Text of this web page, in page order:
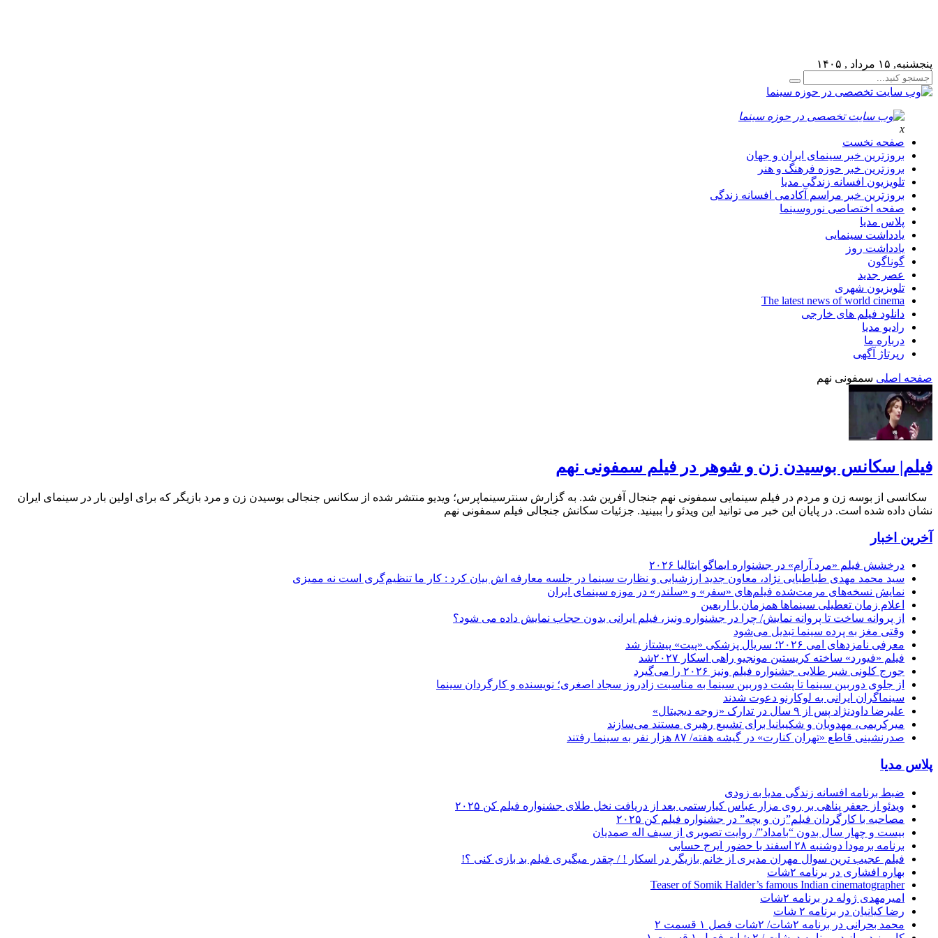
پنجشنبه, ۱۵ مرداد , ۱۴۰۵
x
صفحه نخست
بروزترین خبر سینمای ایران و جهان
بروزترین خبر حوزه فرهنگ و هنر
تلویزیون افسانه زندگی مدیا
بروزترین خبر مراسم آکادمی افسانه زندگی
صفحه اختصاصی نوروسینما
پلاس مدیا
یادداشت سینمایی
یادداشت روز
گوناگون
عصر جدید
تلویزیون شهری
The latest news of world cinema
دانلود فیلم های خارجی
رادیو مدیا
درباره ما
رپرتاژ آگهی
صفحه اصلی سمفونی نهم
فیلم| سکانس بوسیدن زن و شوهر در فیلم سمفونی نهم
سکانسی از بوسه زن و مردم در فیلم سینمایی سمفونی نهم جنجال آفرین شد. به گزارش سنترسینماپرس؛ ویدیو منتشر شده از سکانس جنجالی بوسیدن زن و مرد بازیگر که برای اولین بار در سینمای ایران
نشان داده شده است. در پایان این خبر می توانید این ویدئو را ببینید. جزئیات سکانش جنجالی فیلم سمفونی نهم
آخرین اخبار
درخشش فیلم «مرد آرام» در جشنواره ایماگو ایتالیا ۲۰۲۶
سید محمد مهدی طباطبایی نژاد، معاون جدید ارزشیابی و نظارت سینما در جلسه معارفه اش بیان کرد : کار ما تنظیم‌گری است نه ممیزی
نمایش نسخه‌های مرمت‌شده فیلم‌های «سفر» و «سلندر» در موزه سینمای ایران
اعلام زمان تعطیلی سینماها همزمان با اربعین
از پروانه ساخت تا پروانه نمایش/ چرا در جشنواره ونیز، فیلم ایرانی بدون حجاب نمایش داده می شود؟
وقتی مغز به پرده سینما تبدیل می‌شود
معرفی نامزدهای امی ۲۰۲۶؛ سریال پزشکی «پیت» پیشتاز شد
فیلم «فیورد» ساخته کریستین مونجیو راهی اسکار ۲۰۲۷شد
جورج کلونی شیر طلایی جشنواره فیلم ونیز ۲۰۲۶ را می‌گیرد
از جلوی دوربین سینما تا پشت دوربین سینما به مناسبت زادروز سجاد اصغری؛ نویسنده و کارگردان سینما
سینماگران ایرانی به لوکارنو دعوت شدند
علیرضا داودنژاد پس از ۹ سال در تدارک «زوجه دیجیتال»
میرکریمی، مهدویان و شکیبانیا برای تشییع رهبری مستند می‌سازند
صدرنشینی قاطع «تهران کنارت» در گیشه هفته/ ۸۷ هزار نفر به سینما رفتند
پلاس مدیا
ضبط برنامه افسانه زندگی مدیا به زودی
ویدئو از جعفر پناهی بر روی مزار عباس کیارستمی بعد از دریافت نخل طلای جشنواره فیلم کن ۲۰۲۵
مصاحبه با کارگردان فیلم”زن و بچه” در جشنواره فیلم کن ۲۰۲۵
بیست و چهار سال بدون “بامداد”/ روایت تصویری از سیف اله صمدیان
برنامه برمودا دوشنبه ۲۸ اسفند با حضور ایرج حسابی
فیلم عجیب ترین سوال مهران مدیری از خانم بازیگر در اسکار ! / چقدر میگیری فیلم بد بازی کنی ؟!
بهاره افشاری در برنامه ۲شات
Teaser of Somik Halder’s famous Indian cinematographer
امیرمهدی ژوله در برنامه ۲شات
رضا کیانیان در برنامه ۲ شات
محمد بحرانی در برنامه ۲شات/ ۲شات فصل ۱ قسمت ۲